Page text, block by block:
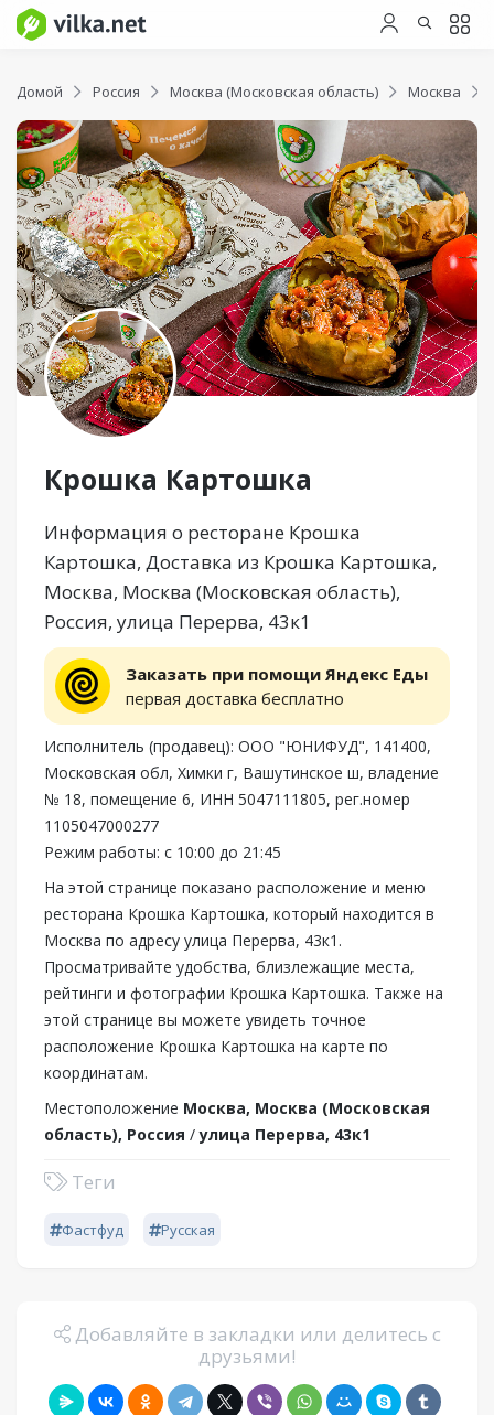
Домой Россия Москва (Московская область) Москва
Крошка Картошка
Информация о ресторане Крошка
Картошка, Доставка из Крошка Картошка,
Москва, Москва (Московская область),
Россия, улица Перерва, 43к1
Заказать при помощи Яндекс Еды
первая доставка бесплатно
Исполнитель (продавец): ООО "ЮНИФУД", 141400,
Московская обл, Химки г, Вашутинское ш, владение
№ 18, помещение 6, ИНН 5047111805, рег.номер
1105047000277
Режим работы: с 10:00 до 21:45
На этой странице показано расположение и меню
ресторана Крошка Картошка, который находится в
Москва по адресу улица Перерва, 43к1.
Просматривайте удобства, близлежащие места,
рейтинги и фотографии Крошка Картошка. Также на
этой странице вы можете увидеть точное
расположение Крошка Картошка на карте по
координатам.
Местоположение Москва, Москва (Московская
область), Россия /улица Перерва, 43к1
Теги
Фастфуд Русская
Добавляйте в закладки или делитесь с
друзьями!